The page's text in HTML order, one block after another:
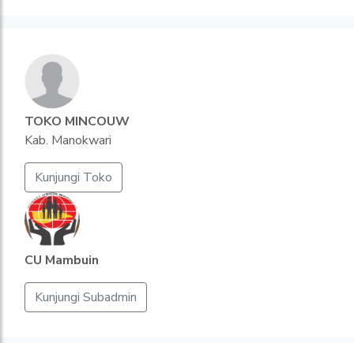
TOKO MINCOUW
Kab. Manokwari
Kunjungi Toko
CU Mambuin
Kunjungi Subadmin